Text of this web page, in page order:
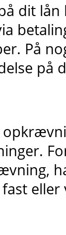
dit lån
På
på
eller